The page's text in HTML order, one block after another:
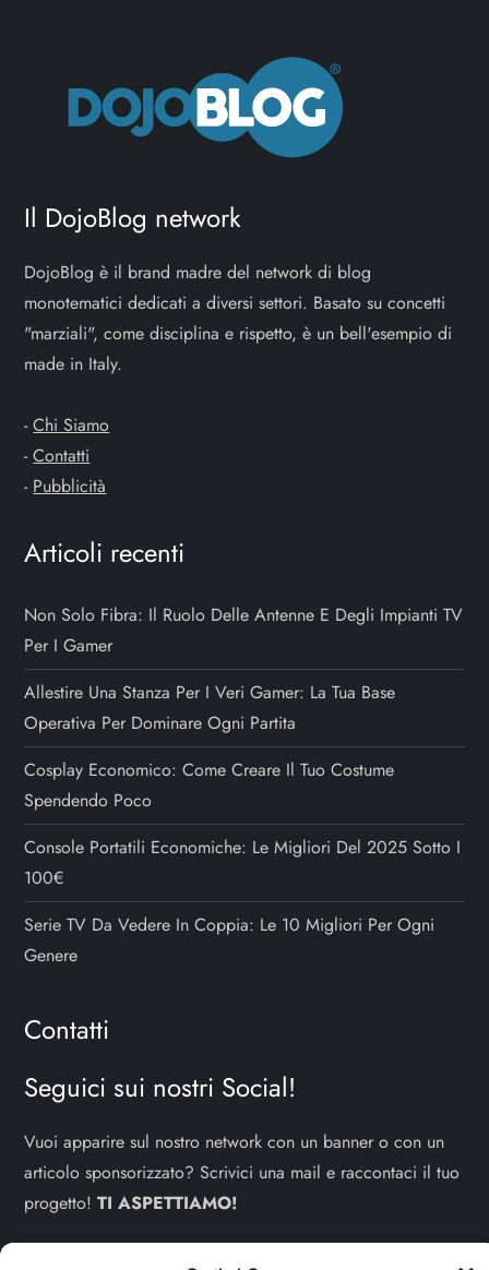
Il DojoBlog network
DojoBlog è il brand madre del network di blog
monotematici dedicati a diversi settori. Basato su concetti
"marziali", come disciplina e rispetto, è un bell'esempio di
made in Italy.
-Chi Siamo
-Contatti
- Pubblicità
Articoli recenti
Non Solo Fibra: Il Ruolo Delle Antenne E Degli Impianti TV
Per I Gamer
Allestire Una Stanza Per I Veri Gamer: La Tua Base
Operativa Per Dominare Ogni Partita
Cosplay Economico: Come Creare Il Tuo Costume
Spendendo Poco
Console Portatili Economiche: Le Migliori Del 2025 Sotto I
100€
Serie TV Da Vedere In Coppia: Le 10 Migliori Per Ogni
Genere
Contatti
Seguici sui nostri Social!
Vuoi apparire sul nostro network con un banner o con un
articolo sponsorizzato? Scrivici una mail e raccontaci il tuo
progetto!TI ASPETTIAMO!